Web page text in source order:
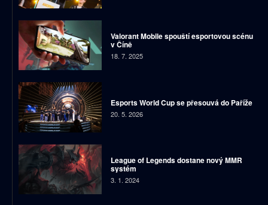
Valorant Mobile spouští esportovou scénu
v Číně
18. 7. 2025
Esports World Cup se přesouvá do Paříže
20. 5. 2026
League of Legends dostane nový MMR
systém
3. 1. 2024